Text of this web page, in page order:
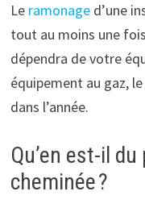
Le ramonage d’une
tout au moins une
dépendra de votre
équipement au gaz,
dans l’année.
Qu’en est-il
cheminée ?